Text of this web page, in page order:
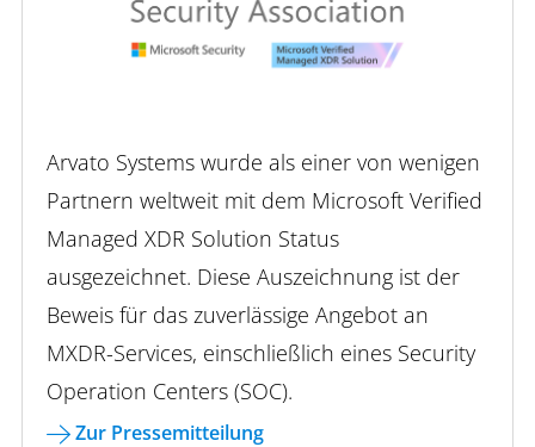
Arvato Systems wurde als einer von wenigen
Partnern weltweit mit dem Microsoft Verified
Managed XDR Solution Status
ausgezeichnet. Diese Auszeichnung ist der
Beweis für das zuverlässige Angebot an
MXDR-Services, einschließlich eines Security
Operation Centers (SOC).
Zur Pressemitteilung